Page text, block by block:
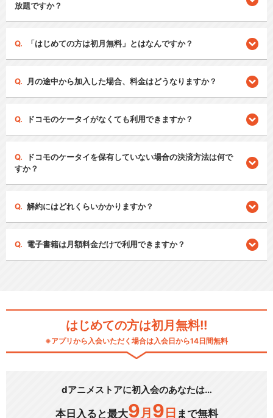
放題ですか？
「はじめての方は初月無料」とはなんですか？
月の途中から加入した場合、料金はどうなりますか？
ドコモのケータイがなくても利用できますか？
ドコモのケータイを保有していない場合の決済方法は何で
すか？
解約にはどれくらいかかりますか？
電子書籍は月額料金だけで利用できますか？
はじめての方は初月無料!!
※アプリから入会いただく場合は入会日から14日間無料
dアニメストアに初入会のあなたは…
本日入ると最大9 月 9 日 まで無料